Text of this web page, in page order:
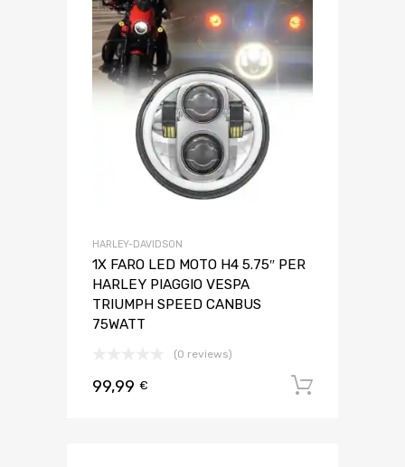
HARLEY-DAVIDSON
1X FARO LED MOTO H4 5.75″ PER
HARLEY PIAGGIO VESPA
TRIUMPH SPEED CANBUS
75WATT
(0 reviews)
99,99 €